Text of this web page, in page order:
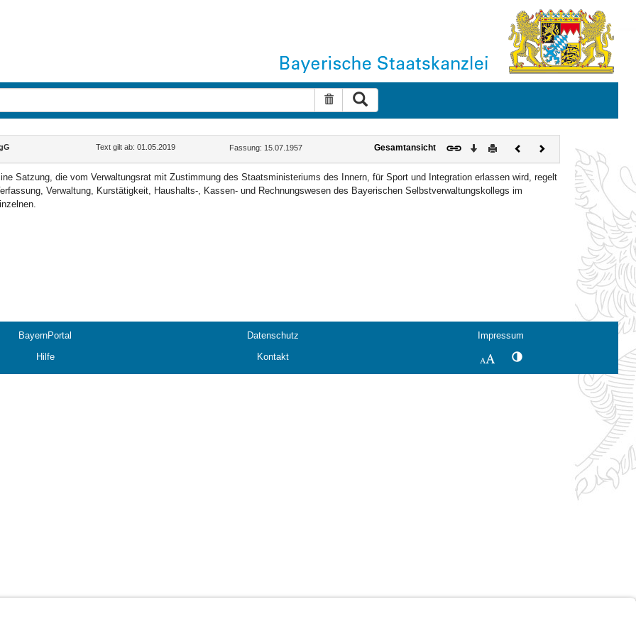
Suche zurücksetzen
Text gilt ab: 01.05.2019 Fassung: 15.07.1957 Gesamtansicht Download
DruckenVorherigesNächstes
Dokument
Satzung, die vom Verwaltungsrat mit Zustimmung des Staatsministeriums des Innern, für Sport und Integration erlassen wird, regelt
Verwaltung, Kurstätigkeit, Haushalts-, Kassen- und Rechnungswesen des Bayerischen Selbstverwaltungskollegs im
BayernPortal Datenschutz
Impressum
Hilfe Kontakt SchriftgrößeKontrastwechsel